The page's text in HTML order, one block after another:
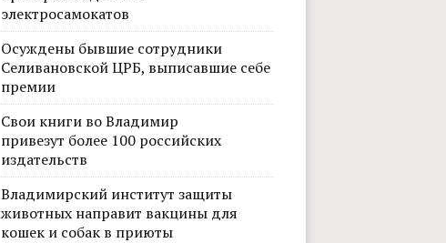
электросамокатов
Осуждены бывшие сотрудники
Селивановской ЦРБ, выписавшие себе
премии
Свои книги во Владимир
привезут более 100 российских
издательств
Владимирский институт защиты
животных направит вакцины для
кошек и собак в приюты